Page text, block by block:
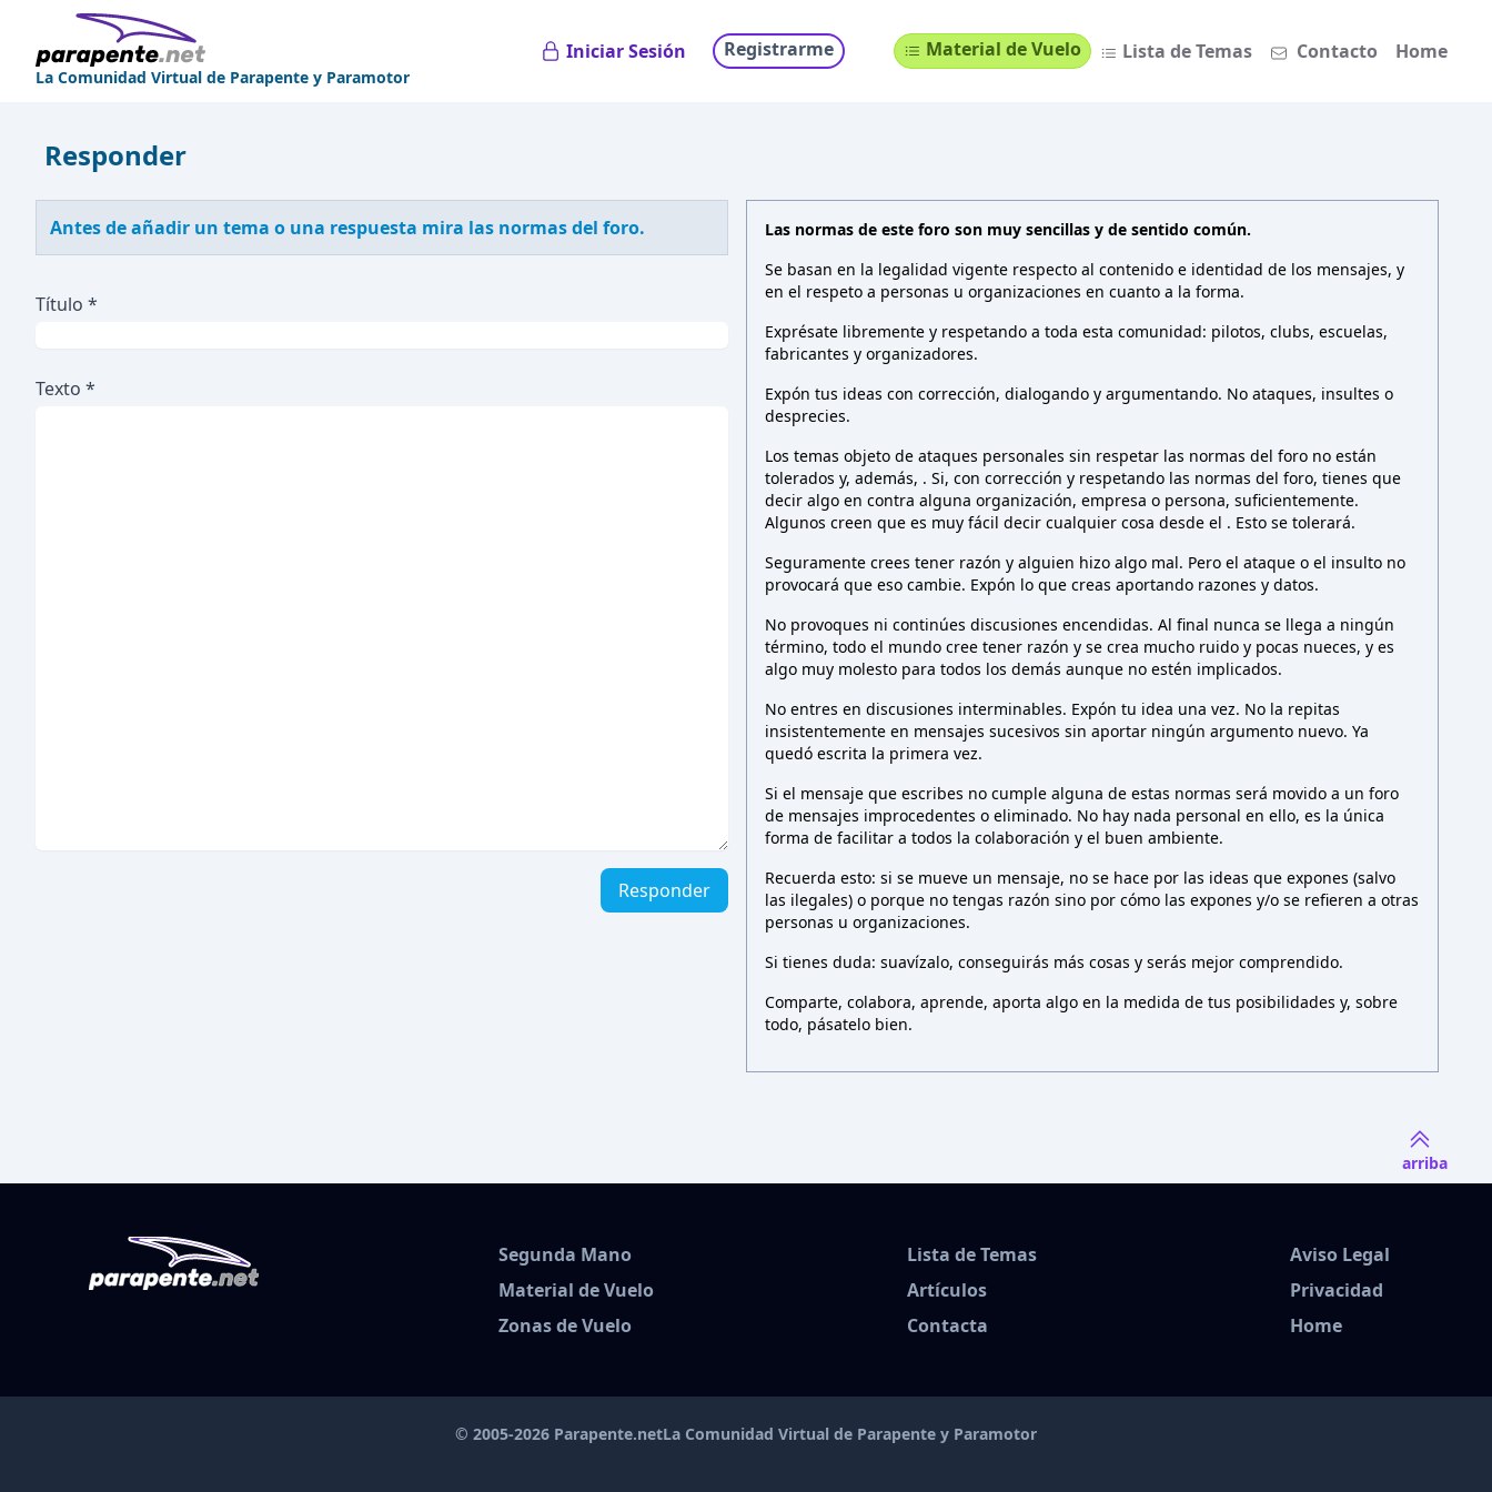
La Comunidad Virtual de Parapente y Paramotor
Iniciar Sesión Registrarme Material de Vuelo Lista de Temas Contacto Home
Responder
Antes de añadir un tema o una respuesta mira las normas del foro.
Título *
Texto *
Responder
Las normas de este foro son muy sencillas y de sentido común.
Se basan en la legalidad vigente respecto al contenido e identidad de los mensajes, y
en el respeto a personas u organizaciones en cuanto a la forma.
Exprésate libremente y respetando a toda esta comunidad: pilotos, clubs, escuelas,
fabricantes y organizadores.
Expón tus ideas con corrección, dialogando y argumentando. No ataques, insultes o
desprecies.
Los temas objeto de ataques personales sin respetar las normas del foro no están
tolerados y, además, . Si, con corrección y respetando las normas del foro, tienes que
decir algo en contra alguna organización, empresa o persona, suficientemente.
Algunos creen que es muy fácil decir cualquier cosa desde el . Esto se tolerará.
Seguramente crees tener razón y alguien hizo algo mal. Pero el ataque o el insulto no
provocará que eso cambie. Expón lo que creas aportando razones y datos.
No provoques ni continúes discusiones encendidas. Al final nunca se llega a ningún
término, todo el mundo cree tener razón y se crea mucho ruido y pocas nueces, y es
algo muy molesto para todos los demás aunque no estén implicados.
No entres en discusiones interminables. Expón tu idea una vez. No la repitas
insistentemente en mensajes sucesivos sin aportar ningún argumento nuevo. Ya
quedó escrita la primera vez.
Si el mensaje que escribes no cumple alguna de estas normas será movido a un foro
de mensajes improcedentes o eliminado. No hay nada personal en ello, es la única
forma de facilitar a todos la colaboración y el buen ambiente.
Recuerda esto: si se mueve un mensaje, no se hace por las ideas que expones (salvo
las ilegales) o porque no tengas razón sino por cómo las expones y/o se refieren a otras
personas u organizaciones.
Si tienes duda: suavízalo, conseguirás más cosas y serás mejor comprendido.
Comparte, colabora, aprende, aporta algo en la medida de tus posibilidades y, sobre
todo, pásatelo bien.
arriba
Segunda Mano
Material de Vuelo
Zonas de Vuelo
Lista de Temas
Artículos
Contacta
Aviso Legal
Privacidad
Home
© 2005-2026 Parapente.netLa Comunidad Virtual de Parapente y Paramotor